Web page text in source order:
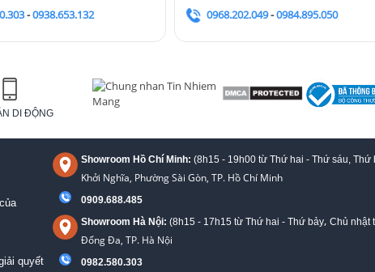
-0938.653.132
0968.202.049-0984.895.050
DI ĐỘNG
quyết
Showroom Hồ Chí Minh: (8h15 - 19h00 từ Thứ hai - Thứ sáu, Thứ
Khởi Nghĩa, Phường Sài Gòn, TP. Hồ Chí Minh
0909.688.485
Showroom Hà Nội: (8h15 - 17h15 từ Thứ hai - Thứ bảy, Chủ nhật
Đống Đa, TP. Hà Nội
0982.580.303